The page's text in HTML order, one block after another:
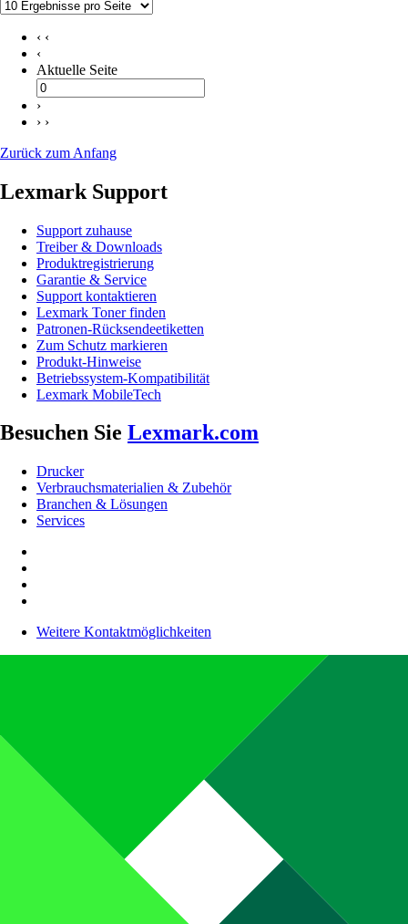
‹ ‹
‹
Aktuelle Seite
›
› ›
Zurück zum Anfang
Lexmark Support
Support zuhause
Treiber & Downloads
Produktregistrierung
Garantie & Service
Support kontaktieren
Lexmark Toner finden
Patronen-Rücksendeetiketten
Zum Schutz markieren
Produkt-Hinweise
Betriebssystem-Kompatibilität
Lexmark MobileTech
Besuchen Sie Lexmark.com
Drucker
Verbrauchsmaterialien & Zubehör
Branchen & Lösungen
Services
Weitere Kontaktmöglichkeiten